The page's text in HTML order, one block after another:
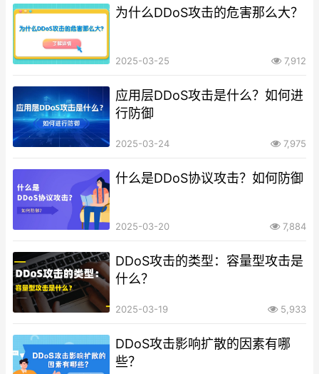
为什么DDoS攻击的危害那么大？
2025-03-25 7,912
应用层DDoS攻击是什么？如何进
行防御
2025-03-24 7,975
什么是DDoS协议攻击？如何防御
2025-03-20 7,884
DDoS攻击的类型：容量型攻击是
什么？
2025-03-19 5,933
DDoS攻击影响扩散的因素有哪
些？